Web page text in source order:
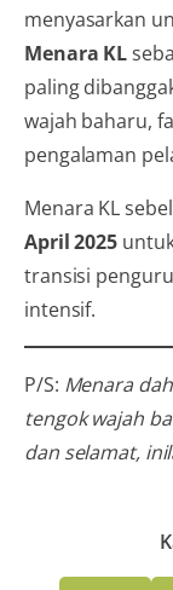
menyasarkan
Menara KL
paling
wajah baharu,
pengalaman
Menara KL
April 2025
transisi
intensif.
P/S: Menara
tengok wajah
dan selamat,